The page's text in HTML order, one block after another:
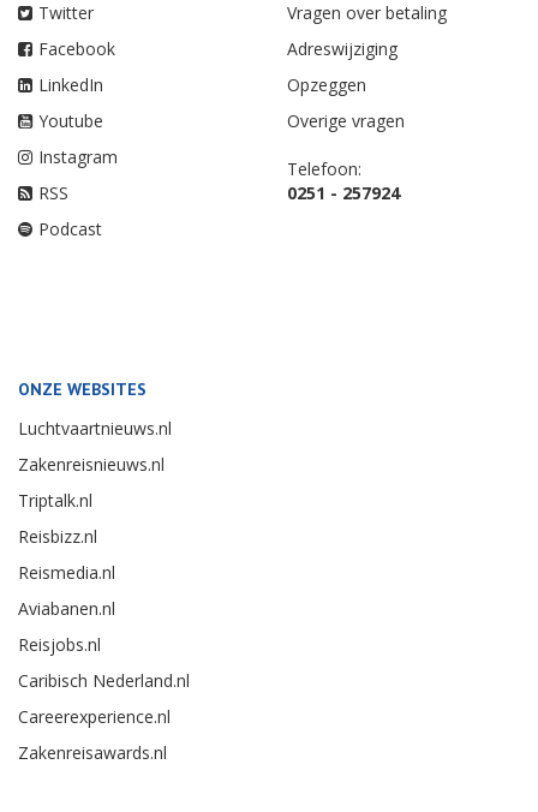
Twitter
Facebook
LinkedIn
Youtube
Instagram
RSS
Podcast
Vragen over betaling
Adreswijziging
Opzeggen
Overige vragen
Telefoon:
0251 - 257924
ONZE WEBSITES
Luchtvaartnieuws.nl
Zakenreisnieuws.nl
Triptalk.nl
Reisbizz.nl
Reismedia.nl
Aviabanen.nl
Reisjobs.nl
Caribisch Nederland.nl
Careerexperience.nl
Zakenreisawards.nl